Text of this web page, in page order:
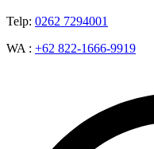
Telp: 0262 7294001
WA : +62 822-1666-9919